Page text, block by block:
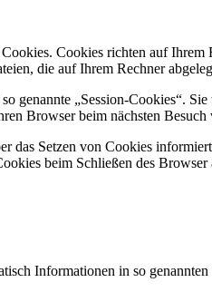
Cookies richten auf
die auf Ihrem Rechner
genannte „Session-Cookies“.
Browser beim nächsten Besuch
das Setzen von Cookies
beim Schließen des
Informationen in so